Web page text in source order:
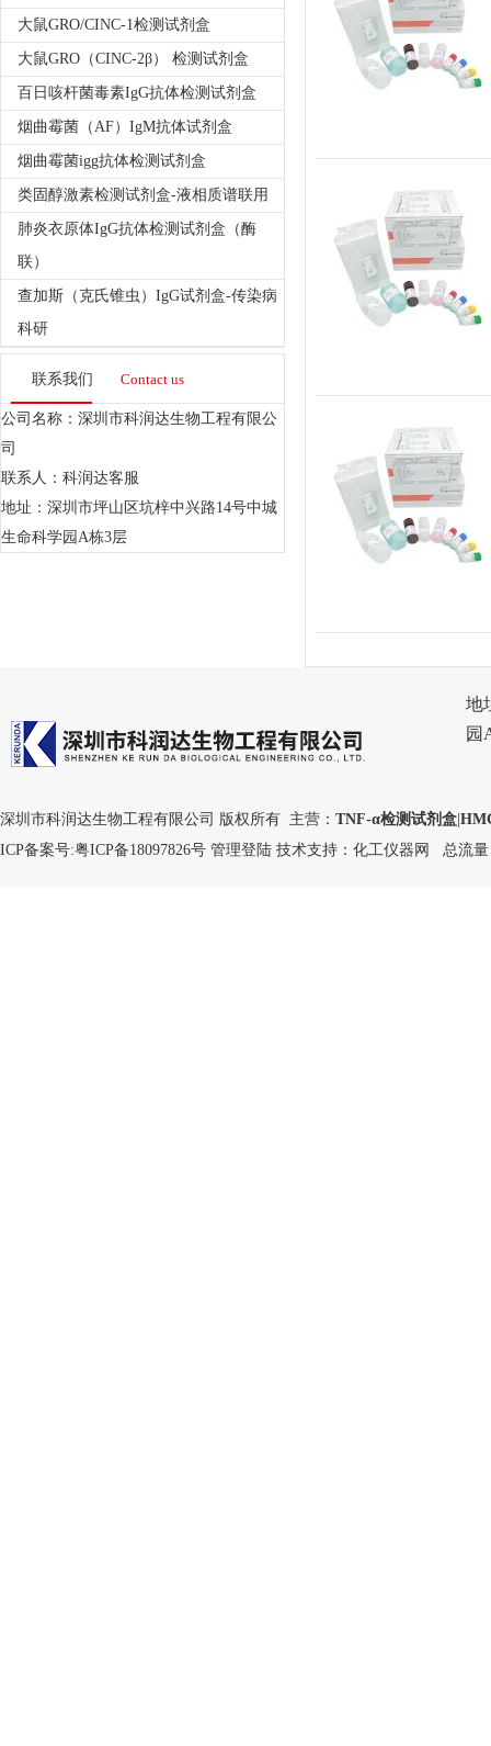
大鼠GRO/CINC-1检测试剂盒
大鼠GRO（CINC-2β） 检测试剂盒
百日咳杆菌毒素IgG抗体检测试剂盒
烟曲霉菌（AF）IgM抗体试剂盒
烟曲霉菌igg抗体检测试剂盒
类固醇激素检测试剂盒-液相质谱联用
肺炎衣原体IgG抗体检测试剂盒（酶
联）
查加斯（克氏锥虫）IgG试剂盒-传染病
科研
联系我们 Contact us
公司名称：深圳市科润达生物工程有限公
司
联系人：科润达客服
地址：深圳市坪山区坑梓中兴路14号中城
生命科学园A栋3层
地
园
深圳市科润达生物工程有限公司 版权所有 主营： TNF-α检测试剂盒
ICP备案号:粤ICP备18097826号 管理登陆 技术支持： 化工仪器网 总流量